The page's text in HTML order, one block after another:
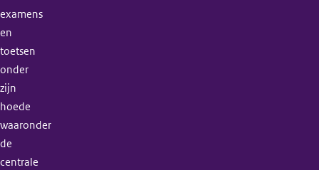
examens
en
toetsen
onder
zijn
hoede
waaronder
de
centrale